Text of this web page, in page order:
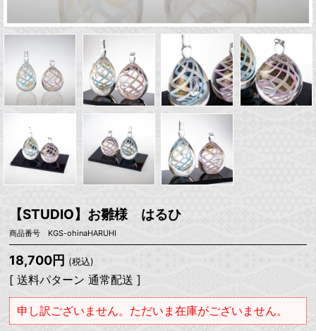
【STUDIO】お雛様 はるひ
商品番号 KGS-ohinaHARUHI
18,700円 (税込)
[ 送料パターン 通常配送 ]
申し訳ございません。ただいま在庫がございません。